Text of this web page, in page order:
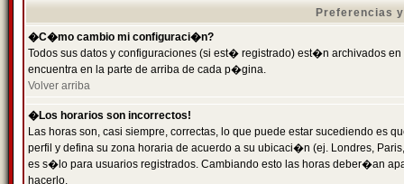
Preferencias
�C�mo cambio mi configuraci�n?
Todos sus datos y configuraciones (si est� registrado) est�n archivados
encuentra en la parte de arriba de cada p�gina.
Volver arriba
�Los horarios son incorrectos!
Las horas son, casi siempre, correctas, lo que puede estar sucediendo es
perfil y defina su zona horaria de acuerdo a su ubicaci�n (ej. Londres,
es s�lo para usuarios registrados. Cambiando esto las horas deber�an
hacerlo.